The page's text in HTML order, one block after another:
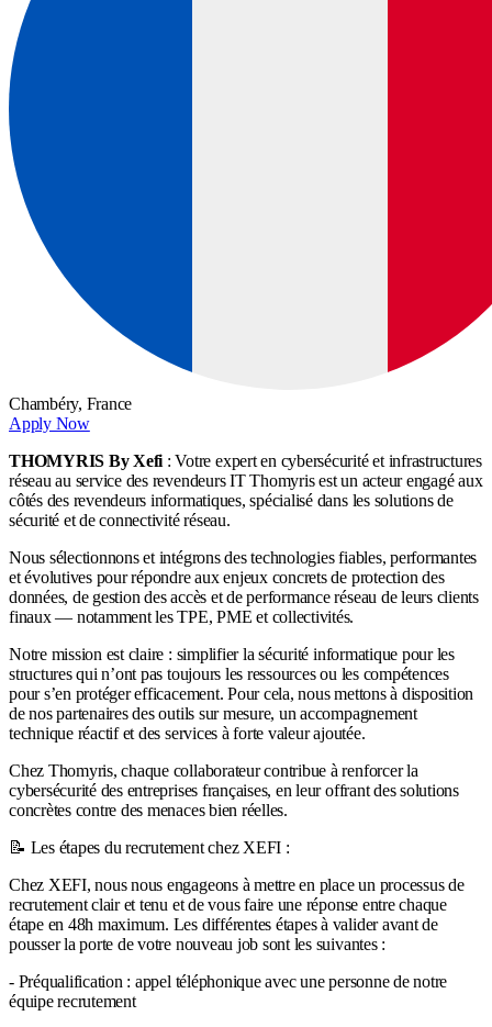
Chambéry, France
Apply Now
THOMYRIS By Xefi : Votre expert en cybersécurité et infrastructures
réseau au service des revendeurs IT Thomyris est un acteur engagé aux
côtés des revendeurs informatiques, spécialisé dans les solutions de
sécurité et de connectivité réseau.
Nous sélectionnons et intégrons des technologies fiables, performantes
et évolutives pour répondre aux enjeux concrets de protection des
données, de gestion des accès et de performance réseau de leurs clients
finaux — notamment les TPE, PME et collectivités.
Notre mission est claire : simplifier la sécurité informatique pour les
structures qui n’ont pas toujours les ressources ou les compétences
pour s’en protéger efficacement. Pour cela, nous mettons à disposition
de nos partenaires des outils sur mesure, un accompagnement
technique réactif et des services à forte valeur ajoutée.
Chez Thomyris, chaque collaborateur contribue à renforcer la
cybersécurité des entreprises françaises, en leur offrant des solutions
concrètes contre des menaces bien réelles.
📝 Les étapes du recrutement chez XEFI :
Chez XEFI, nous nous engageons à mettre en place un processus de
recrutement clair et tenu et de vous faire une réponse entre chaque
étape en 48h maximum. Les différentes étapes à valider avant de
pousser la porte de votre nouveau job sont les suivantes :
- Préqualification : appel téléphonique avec une personne de notre
équipe recrutement